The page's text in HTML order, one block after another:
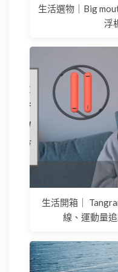
生活選物｜Big
浮
生活開箱｜
線、運動量